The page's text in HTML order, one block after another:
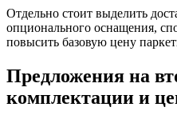
Отдельно стоит выделить
опционального оснащения,
повысить базовую цену
Предложения на
комплектации и